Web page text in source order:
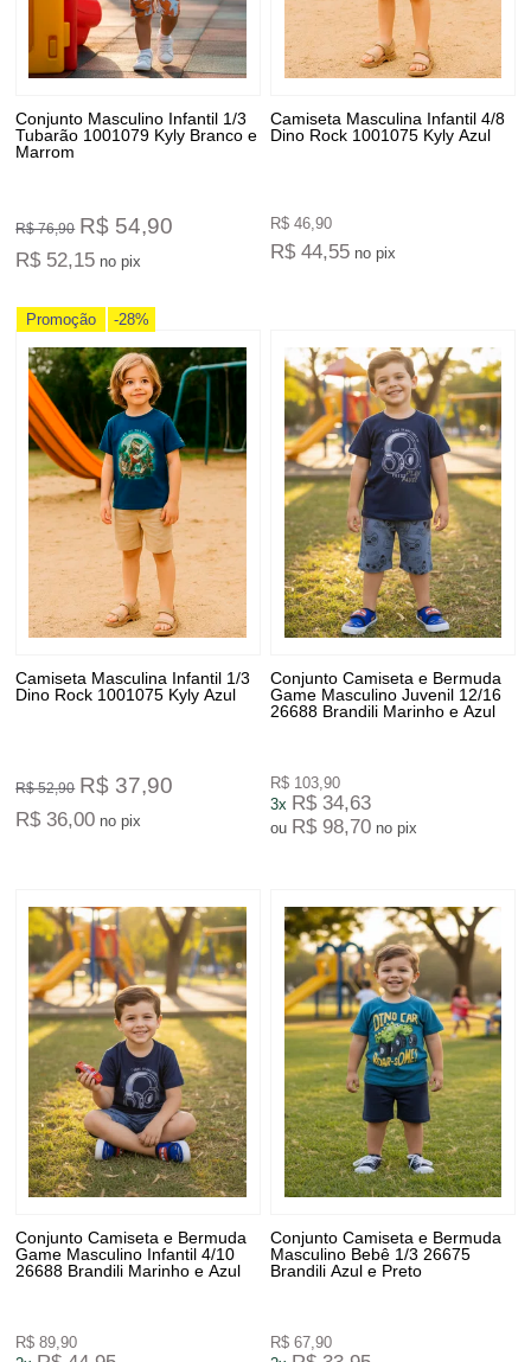
Conjunto Masculino Infantil 1/3
Tubarão 1001079 Kyly Branco e
Marrom
R$ 76,90 R$ 54,90
R$ 52,15 no pix
Camiseta Masculina Infantil 4/8
Dino Rock 1001075 Kyly Azul
R$ 46,90
R$ 44,55 no pix
Promoção -28%
Camiseta Masculina Infantil 1/3
Dino Rock 1001075 Kyly Azul
R$ 52,90 R$ 37,90
R$ 36,00 no pix
Conjunto Camiseta e Bermuda
Game Masculino Juvenil 12/16
26688 Brandili Marinho e Azul
R$ 103,90
3x R$ 34,63
ou R$ 98,70 no pix
Conjunto Camiseta e Bermuda
Game Masculino Infantil 4/10
26688 Brandili Marinho e Azul
R$ 89,90
Conjunto Camiseta e Bermuda
Masculino Bebê 1/3 26675
Brandili Azul e Preto
R$ 67,90